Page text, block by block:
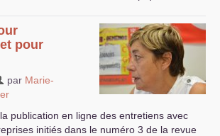
pour
par Marie-
publication en ligne des entretiens avec
initiés dans le numéro 3 de la revue